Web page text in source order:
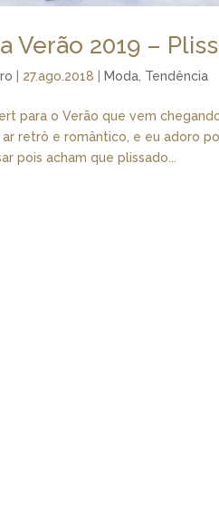
Verão 2019 –
| 27.ago.2018 |Moda, Tendência
para o Verão que vem
retrô e romântico, e eu adoro
pois acham que plissado...